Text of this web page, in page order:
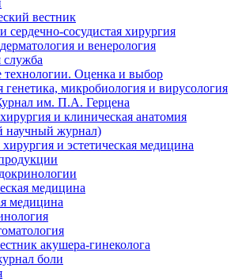
вестник
сердечно-сосудистая хирургия
и венерология
служба
Оценка и выбор
генетика, микробиология и вирусология
им. П.А. Герцена
и клиническая анатомия
научный журнал)
и эстетическая медицина
медицина
медицина
акушера-гинеколога
боли